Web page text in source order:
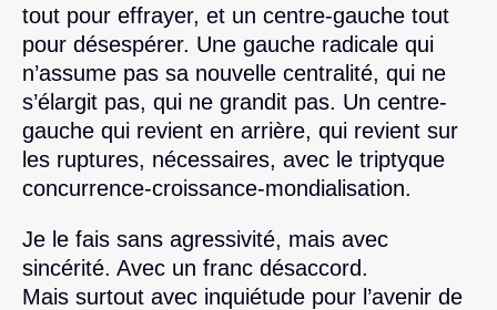
tout pour effrayer, et un centre-gauche tout
pour désespérer. Une gauche radicale qui
n’assume pas sa nouvelle centralité, qui ne
s’élargit pas, qui ne grandit pas. Un centre-
gauche qui revient en arrière, qui revient sur
les ruptures, nécessaires, avec le triptyque
concurrence-croissance-mondialisation.
Je le fais sans agressivité, mais avec
sincérité. Avec un franc désaccord.
Mais surtout avec inquiétude pour l’avenir de